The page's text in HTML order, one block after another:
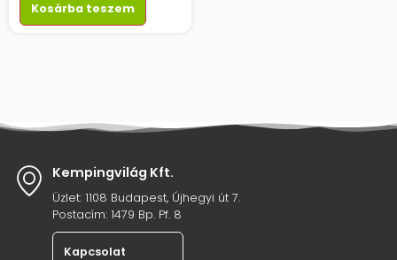
Kosárba teszem
Kempingvilág Kft.
Üzlet: 1108 Budapest, Újhegyi út 7.
Postacím: 1479 Bp. Pf. 8
Kapcsolat